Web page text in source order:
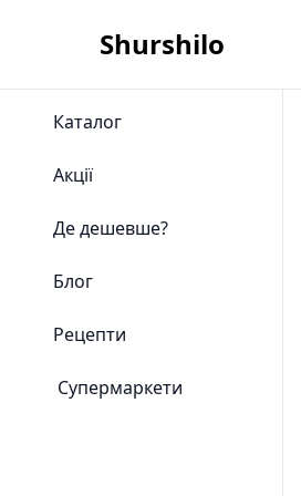
Shurshilo
Каталог
Акції
Де дешевше?
Блог
Рецепти
Супермаркети